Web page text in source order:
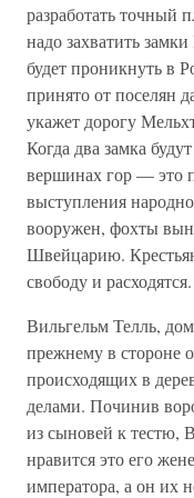
разработать точный
надо захватить
будет проникнуть в
принято от поселян
укажет дорогу
Когда два замка
вершинах гор — это
выступления
вооружен, фохты
Швейцарию.
свободу и расходятся.
Вильгельм Телль,
прежнему в стороне
происходящих в
делами. Починив
из сыновей к тестю,
нравится это его
императора, а он их